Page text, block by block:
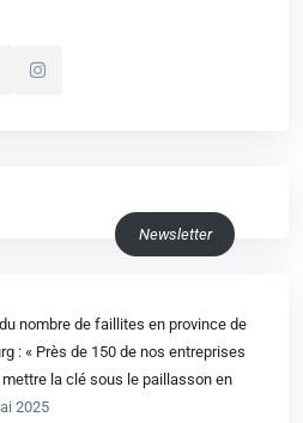
Newsletter
nombre de faillites en province de
: « Près de 150 de nos entreprises
la clé sous le paillasson en
2025